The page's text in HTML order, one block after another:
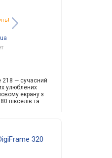
218 — сучасний
улюблених
екрану з
пікселів та
320